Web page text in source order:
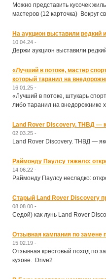
Можно представить кусочек
мастеров (12 карточка) Вокруг
На аукцион выставили редкий
10.04.24 -
Держи аукцион выставили
«Лучший в потоке, мастер
который таранил на
16.01.25 -
«Лучший в потоке, штукарь
либо таранил на внедорожнике
Land Rover Discovery. ТНВД —
02.03.25 -
Land Rover Discovery. ТНВД —
Раймонду Паулсу тяжело:
14.06.22 -
Раймонду Паулсу несладко:
Старый Land Rover Discovery
08.08.00 -
Седой) как лунь Land Rover
Отзывная кампания по замене
15.02.19 -
Отзывная крестовый поход по
кузове. Drive2